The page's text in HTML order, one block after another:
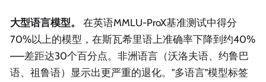
大型语言模型。
在英语MMLU-ProX基准测试中得分
70%以上的模型，在斯瓦希里语上准确率下降到约40%
——差距达30个百分点。非洲语言（沃洛夫语、约鲁巴
语、祖鲁语）显示出更严重的退化。"多语言"模型标签